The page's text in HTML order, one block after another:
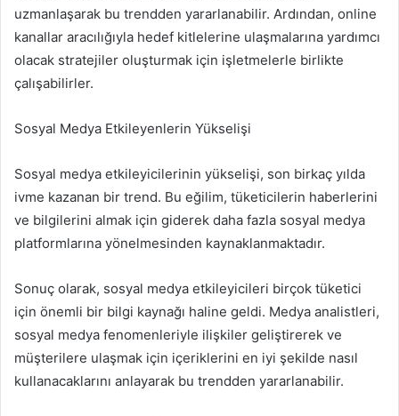
uzmanlaşarak bu trendden yararlanabilir. Ardından, online
kanallar aracılığıyla hedef kitlelerine ulaşmalarına yardımcı
olacak stratejiler oluşturmak için işletmelerle birlikte
çalışabilirler.
Sosyal Medya Etkileyenlerin Yükselişi
Sosyal medya etkileyicilerinin yükselişi, son birkaç yılda
ivme kazanan bir trend. Bu eğilim, tüketicilerin haberlerini
ve bilgilerini almak için giderek daha fazla sosyal medya
platformlarına yönelmesinden kaynaklanmaktadır.
Sonuç olarak, sosyal medya etkileyicileri birçok tüketici
için önemli bir bilgi kaynağı haline geldi. Medya analistleri,
sosyal medya fenomenleriyle ilişkiler geliştirerek ve
müşterilere ulaşmak için içeriklerini en iyi şekilde nasıl
kullanacaklarını anlayarak bu trendden yararlanabilir.